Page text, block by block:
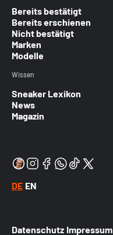
Bereits bestätigt
Bereits erschienen
Nicht bestätigt
Marken
Modelle
Wissen
Sneaker Lexikon
News
Magazin
DE EN
Datenschutz Impressum